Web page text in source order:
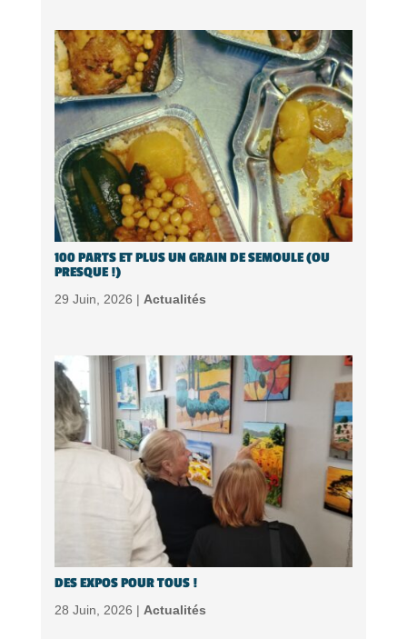
100 PARTS ET PLUS UN GRAIN DE SEMOULE (OU
PRESQUE !)
29 Juin, 2026 | Actualités
DES EXPOS POUR TOUS !
28 Juin, 2026 | Actualités